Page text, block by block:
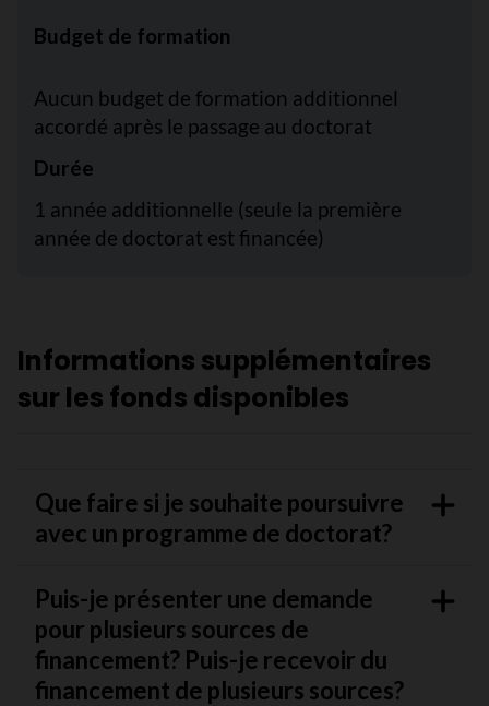
Budget de formation
Aucun budget de formation additionnel
accordé après le passage au doctorat
Durée
1 année additionnelle (seule la première
année de doctorat est financée)
Informations supplémentaires
sur les fonds disponibles
Que faire si je souhaite poursuivre
avec un programme de doctorat?
Puis-je présenter une demande
pour plusieurs sources de
financement? Puis-je recevoir du
financement de plusieurs sources?